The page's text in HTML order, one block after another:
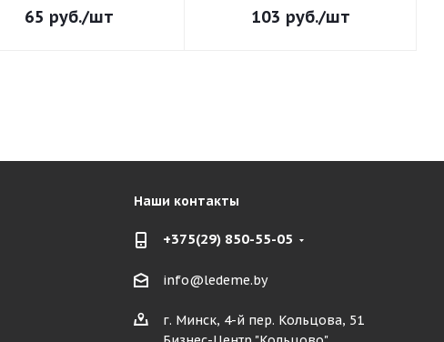
65 руб./шт 103 руб./шт
Наши контакты
+375(29) 850-55-05
info@ledeme.by
г. Минск, 4-й пер. Кольцова, 51